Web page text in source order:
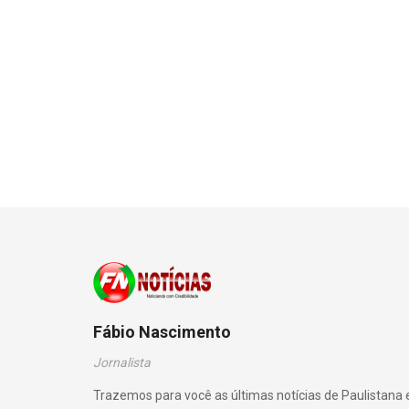
Fábio Nascimento
Jornalista
Trazemos para você as últimas notícias de Paulistana